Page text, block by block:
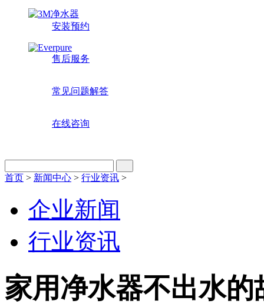
安装预约
售后服务
常见问题解答
在线咨询
首页 > 新闻中心 > 行业资讯 >
企业新闻
行业资讯
家用净水器不出水